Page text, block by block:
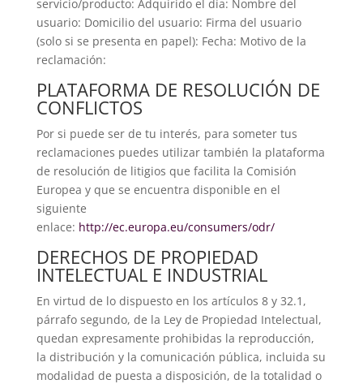
servicio/producto: Adquirido el día: Nombre del
usuario: Domicilio del usuario: Firma del usuario
(solo si se presenta en papel): Fecha: Motivo de la
reclamación:
PLATAFORMA DE RESOLUCIÓN DE
CONFLICTOS
Por si puede ser de tu interés, para someter tus
reclamaciones puedes utilizar también la plataforma
de resolución de litigios que facilita la Comisión
Europea y que se encuentra disponible en el
siguiente
enlace: http://ec.europa.eu/consumers/odr/
DERECHOS DE PROPIEDAD
INTELECTUAL E INDUSTRIAL
En virtud de lo dispuesto en los artículos 8 y 32.1,
párrafo segundo, de la Ley de Propiedad Intelectual,
quedan expresamente prohibidas la reproducción,
la distribución y la comunicación pública, incluida su
modalidad de puesta a disposición, de la totalidad o